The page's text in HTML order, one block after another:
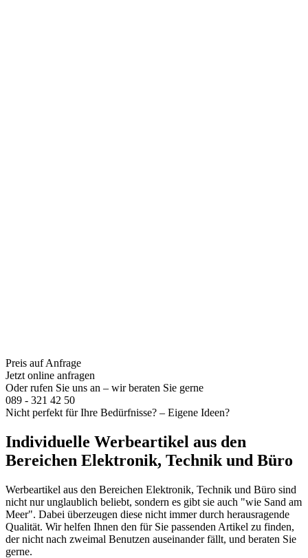
Preis auf Anfrage
Jetzt online anfragen
Oder rufen Sie uns an – wir beraten Sie gerne
089 - 321 42 50
Nicht perfekt für Ihre Bedürfnisse? – Eigene Ideen?
Individuelle Werbeartikel aus den
Bereichen Elektronik, Technik und Büro
Werbeartikel aus den Bereichen Elektronik, Technik und Büro sind
nicht nur unglaublich beliebt, sondern es gibt sie auch "wie Sand am
Meer". Dabei überzeugen diese nicht immer durch herausragende
Qualität. Wir helfen Ihnen den für Sie passenden Artikel zu finden,
der nicht nach zweimal Benutzen auseinander fällt, und beraten Sie
gerne.